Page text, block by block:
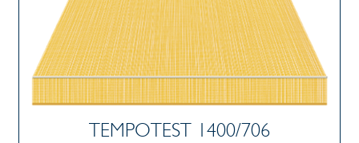
TEMPOTEST 1400/706